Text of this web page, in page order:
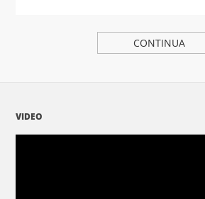
CONTINUA
VIDEO